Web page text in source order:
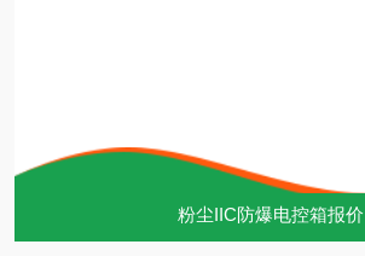
粉尘IIC防爆电控箱报价